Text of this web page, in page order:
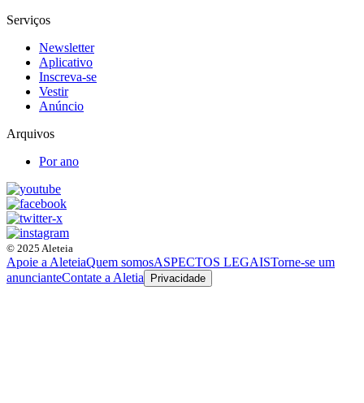
Serviços
Newsletter
Aplicativo
Inscreva-se
Vestir
Anúncio
Arquivos
Por ano
© 2025 Aleteia
Apoie a AleteiaQuem somosASPECTOS LEGAISTorne-se um
anuncianteContate a Aletia Privacidade